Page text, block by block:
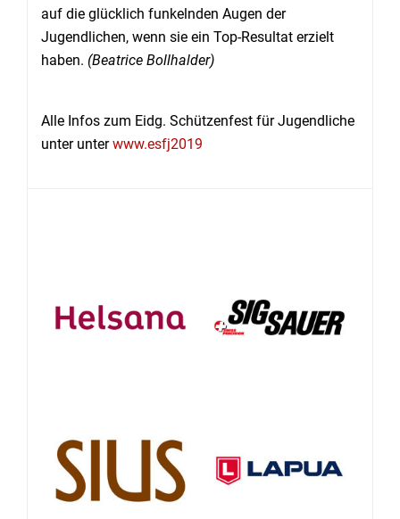
auf die glücklich funkelnden Augen der
Jugendlichen, wenn sie ein Top-Resultat erzielt
haben. (Beatrice Bollhalder)
Alle Infos zum Eidg. Schützenfest für Jugendliche
unter unterwww.esfj2019